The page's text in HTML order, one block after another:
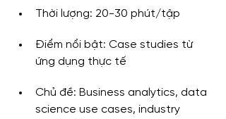
Thời lượng: 20-30 phút/tập
Điểm nổi bật: Case studies từ
ứng dụng thực tế
Chủ đề: Business analytics, data
science use cases, industry